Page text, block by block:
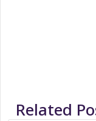
Related